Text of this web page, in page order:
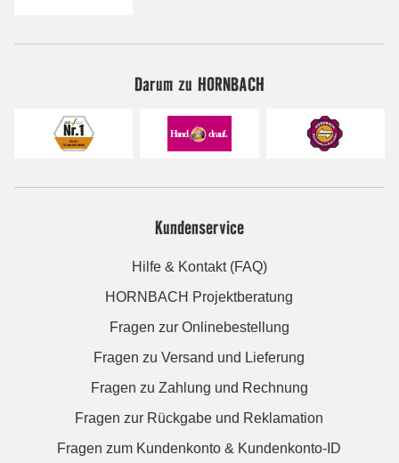
Darum zu HORNBACH
Kundenservice
Hilfe & Kontakt (FAQ)
HORNBACH Projektberatung
Fragen zur Onlinebestellung
Fragen zu Versand und Lieferung
Fragen zu Zahlung und Rechnung
Fragen zur Rückgabe und Reklamation
Fragen zum Kundenkonto & Kundenkonto-ID